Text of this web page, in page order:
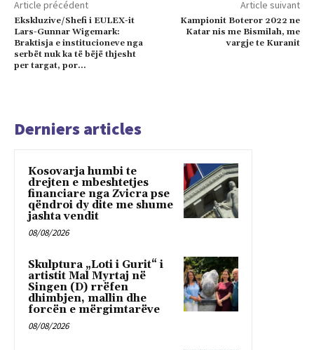
Article précédent
Ekskluzive/Shefi i EULEX-it
Lars-Gunnar Wigemark:
Braktisja e institucioneve nga
serbët nuk ka të bëjë thjesht
per targat, por…
Article suivant
Kampionit Boteror 2022 ne
Katar nis me Bismilah, me
vargje te Kuranit
Derniers articles
Kosovarja humbi te
drejten e mbeshtetjes
financiare nga Zvicra pse
qëndroi dy dite me shume
jashta vendit
08/08/2026
Skulptura „Loti i Gurit“ i
artistit Mal Myrtaj në
Singen (D) rrëfen
dhimbjen, mallin dhe
forcën e mërgimtarëve
08/08/2026